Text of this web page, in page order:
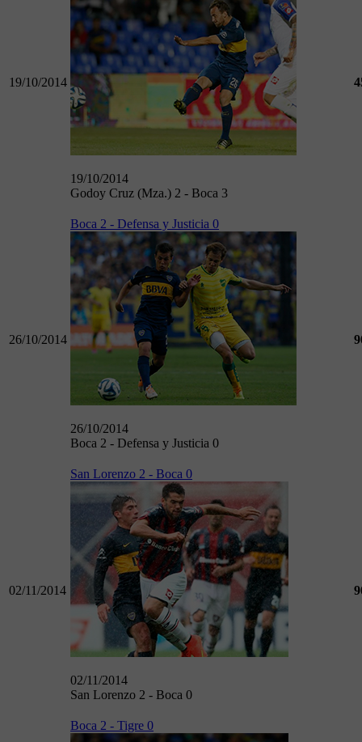
19/10/2014
19/10/2014
Godoy Cruz (Mza.) 2 - Boca 3
26/10/2014
Boca 2 - Defensa y Justicia 0
26/10/2014
Boca 2 - Defensa y Justicia 0
02/11/2014
San Lorenzo 2 - Boca 0
02/11/2014
San Lorenzo 2 - Boca 0
Boca 2 - Tigre 0